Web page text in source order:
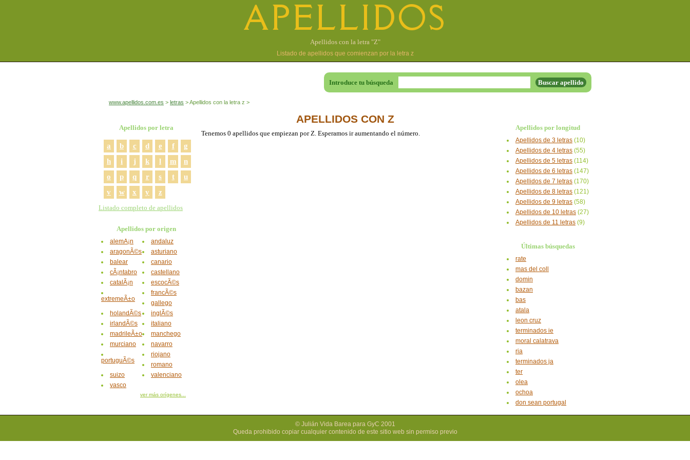
APELLIDOS
Apellidos con la letra "Z"
Listado de apellidos que comienzan por la letra z
Introduce tu búsqueda
www.apellidos.com.es letras Apellidos con la letra z
APELLIDOS CON Z
Tenemos 0 apellidos que empiezan por Z. Esperamos ir aumentando el número.
Apellidos por letra
a b c d e f
g
h
i j k l m
n
o
p q r s t
u
v
w x y z
Listado completo de apellidos
Apellidos por origen
alemÃ¡n
andaluz
aragonÃ©s
asturiano
balear
canario
cÃ¡ntabro
castellano
catalÃ¡n
escocÃ©s
extremeÃ±o
francÃ©s
gallego
holandÃ©s
inglÃ©s
irlandÃ©s
italiano
madrileÃ±o
manchego
murciano
navarro
portuguÃ©s
riojano
romano
suizo
valenciano
vasco
ver más orígenes...
Apellidos por longitud
Apellidos de 3 letras (10)
Apellidos de 4 letras (55)
Apellidos de 5 letras (114)
Apellidos de 6 letras (147)
Apellidos de 7 letras (170)
Apellidos de 8 letras (121)
Apellidos de 9 letras (58)
Apellidos de 10 letras (27)
Apellidos de 11 letras (9)
Últimas búsquedas
rate
mas del coll
domin
bazan
bas
atala
leon cruz
terminados ie
moral calatrava
ria
terminados ja
ter
olea
ochoa
don sean portugal
© Julián Vida Barea para GyC 2001
Queda prohibido copiar cualquier contenido de este sitio web sin permiso previo